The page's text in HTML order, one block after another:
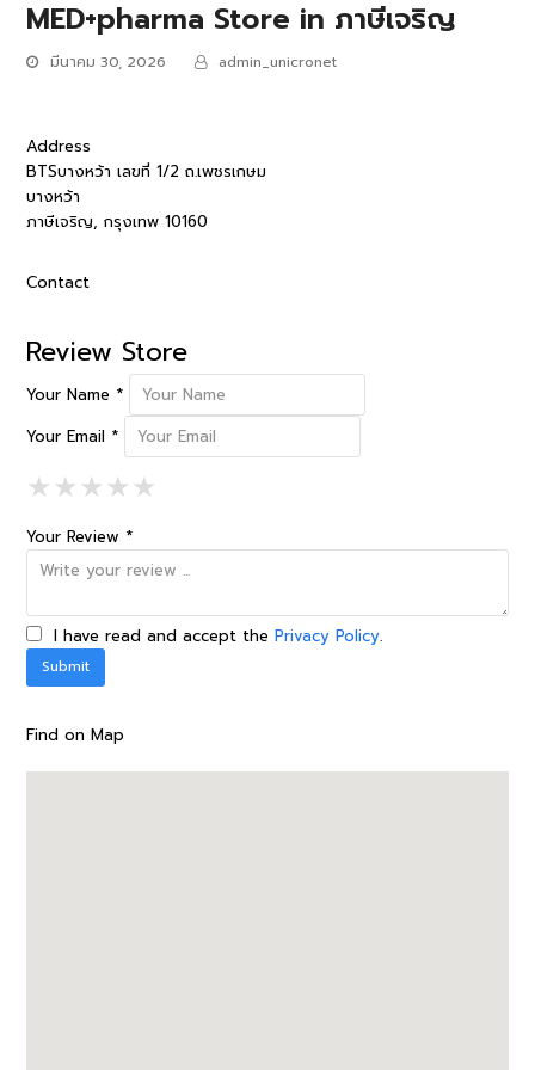
MED+pharma Store in ภาษีเจริญ
มีนาคม 30, 2026 admin_unicronet
Address
BTSบางหว้า เลขที่ 1/2 ถ.เพชรเกษม
บางหว้า
ภาษีเจริญ, กรุงเทพ 10160
Contact
Review Store
Your Name *
Your Email *
★1 Star
★★2 Stars
★★★3 Stars
★★★★4 Stars
★★★★★5 Stars
Your Review *
I have read and accept thePrivacy Policy.
Find on Map